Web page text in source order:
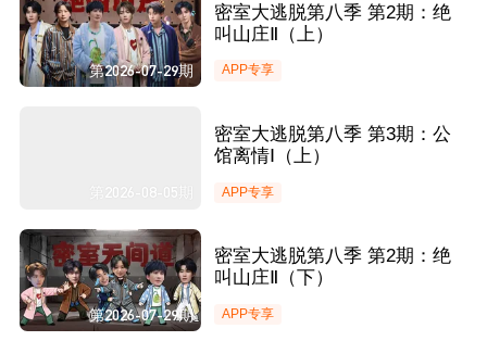
第2026-07-29期
密室大逃脱第八季 第2期：绝
叫山庄Ⅱ（上）
APP专享
第2026-08-05期
密室大逃脱第八季 第3期：公
馆离情Ⅰ（上）
APP专享
第2026-07-29期
密室大逃脱第八季 第2期：绝
叫山庄Ⅱ（下）
APP专享